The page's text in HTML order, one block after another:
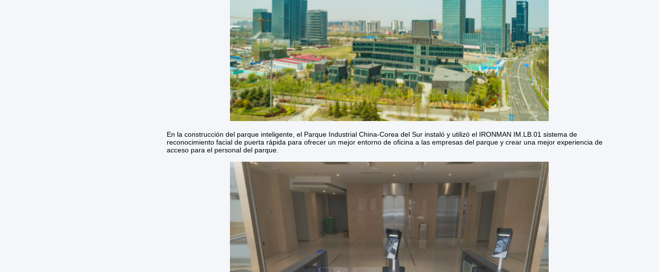
En la construcción del parque inteligente, el Parque Industrial China-Corea del Sur instaló y utilizó el IRONMAN IM.LB.01 sistema de
reconocimiento facial de puerta rápida para ofrecer un mejor entorno de oficina a las empresas del parque y crear una mejor experiencia de
acceso para el personal del parque.